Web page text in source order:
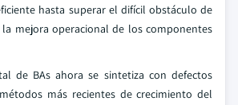
hasta superar el difícil obstáculo de
mejora operacional de los componentes
de BAs ahora se sintetiza con defectos
más recientes de crecimiento del